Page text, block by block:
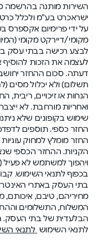
השירות מותנה בהרשמה
על ידי פרימיום אקספרס
מקומי/דיירקט מקומי
לבצע רכישה בבתי עסק
לעצמה את הזכות להוסיף
דעתה. סכום ההחזר
תשלום) ולא יכלול מסים
הנחות או זיכויים, ריבית,
ואחריות מורחבת. לא
שימוש בקופונים שלא
החזר כספי. תוספים
הקניות. ההחזר הכספי
בכפוף לתנאי השימוש.
בתי העסק באתרי
מחיריהם, טיבם, איכותם,
המשלוח, התשלומים
הבלעדית של בתי העסק.
לתנאי השימוש לתנאי